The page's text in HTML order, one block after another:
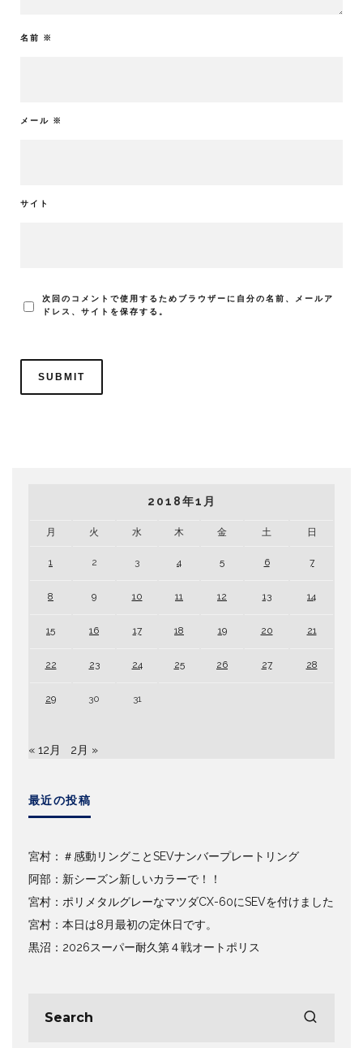
名前 ※
メール ※
サイト
次回のコメントで使用するためブラウザーに自分の名前、メールア
ドレス、サイトを保存する。
2018年1月
月 火 水 木 金 土 日
1 2 3 4 5 6 7
8 9 10 11 12 13 14
15 16 17 18 19 20 21
22 23 24 25 26 27 28
29 30 31
« 12月 2月 »
最近の投稿
宮村：＃感動リングことSEVナンバープレートリング
阿部：新シーズン新しいカラーで！！
宮村：ポリメタルグレーなマツダCX-60にSEVを付けました
宮村：本日は8月最初の定休日です。
黒沼：2026スーパー耐久第４戦オートポリス